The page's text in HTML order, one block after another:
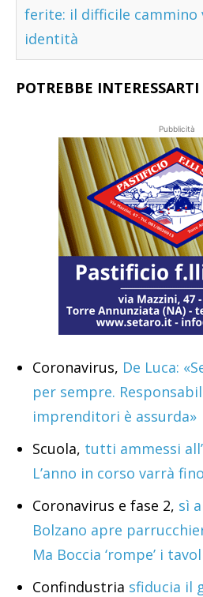
ferite: il difficile cammino
identità
POTREBBE
Pubblicità
Coronavirus, De Luca:
per sempre.
imprenditori è assurda»
Scuola, tutti ammessi
L’anno in corso varrà
Coronavirus e fase 2, sì
Bolzano apre
Ma Boccia ‘rompe’ i
Confindustria sfiducia il